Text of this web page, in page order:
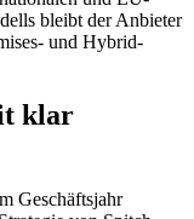
bleibt der Anbieter
und Hybrid-
klar
Geschäftsjahr